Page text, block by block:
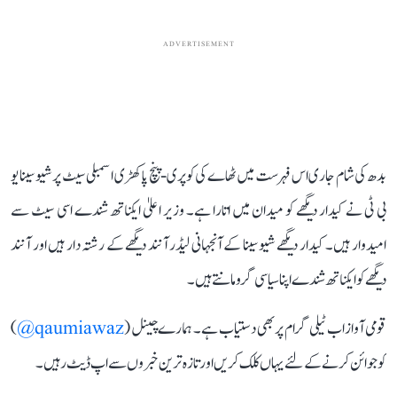
ADVERTISEMENT
بدھ کی شام جاری اس فہرست میں ٹھاے کی کوپری-پنچ پاکھڑی اسمبلی سیٹ پر شیوسینا یو
بی ٹی نے کیدار دیگھے کو میدان میں اتارا ہے۔ وزیر اعلیٰ ایکناتھ شندے اسی سیٹ سے
امیدوار ہیں۔ کیدار دیگھے شیوسینا کے آنجہانی لیڈر آنند دیگھے کے رشتہ دار ہیں اور آنند
دیگھے کو ایکناتھ شندے اپنا سیاسی گرو مانتے ہیں۔
قومی آواز اب ٹیلی گرام پر بھی دستیاب ہے۔ ہمارے چینل (qaumiawaz@
)
کو جوائن کرنے کے لئے یہاں کلک کریں اور تازہ ترین خبروں سے اپ ڈیٹ رہیں۔